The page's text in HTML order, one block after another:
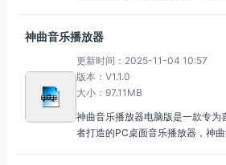
伯语、法语、日语、韩语等20种语
神曲音乐播放器
更新时间：2025-11-04 10:57
版本：V1.1.0
大小：97.11MB
神曲音乐播放器电脑版是一款专为
者打造的PC桌面音乐播放器，神